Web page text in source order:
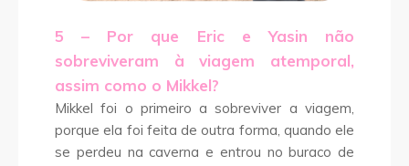
5 – Por que Eric e Yasin não
sobreviveram à viagem atemporal,
assim como o Mikkel?
Mikkel foi o primeiro a sobreviver a viagem,
porque ela foi feita de outra forma, quando ele
se perdeu na caverna e entrou no buraco de